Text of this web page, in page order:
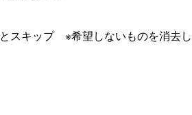
キップ ※希望しないものを消去し